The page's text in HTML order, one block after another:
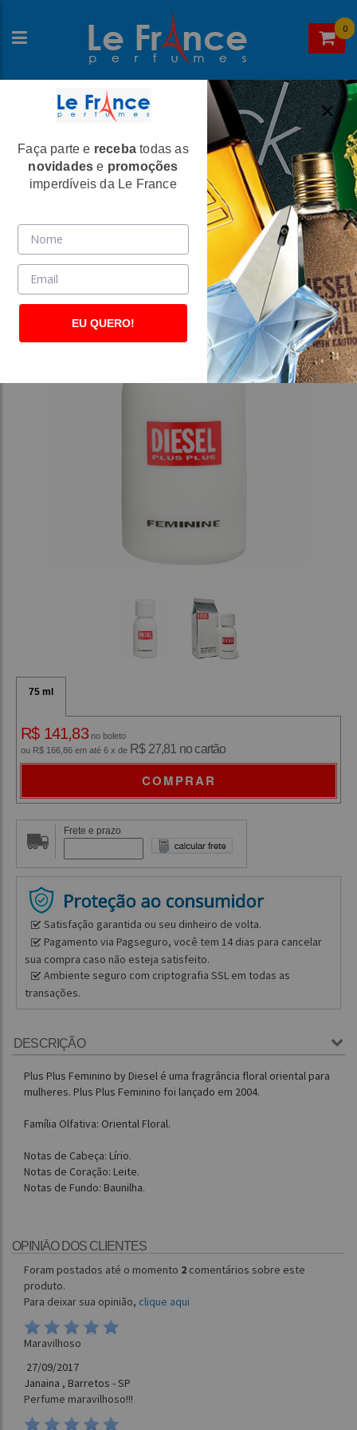
0
Home>Diesel >Perfumes Femininos
Plus Plus Feminino Eau de Toilette -
Diesel
(766)
75 ml
R$ 141,83no boleto
ou R$ 166,86 em até 6 x de R$ 27,81 no cartão
COMPRAR
Frete e prazo
Satisfação garantida ou seu dinheiro de volta.
Pagamento via Pagseguro, você tem 14 dias para cancelar
sua compra caso não esteja satisfeito.
Ambiente seguro com criptografia SSL em todas as
transações.
DESCRIÇÃO
Plus Plus Feminino by Diesel é uma fragrância floral oriental para
mulheres. Plus Plus Feminino foi lançado em 2004.
Família Olfativa: Oriental Floral.
Notas de Cabeça: Lírio.
Notas de Coração: Leite.
Notas de Fundo: Baunilha.
OPINIÃO DOS CLIENTES
Foram postados até o momento 2 comentários sobre este
produto.
Para deixar sua opinião, clique aqui
Maravilhoso
27/09/2017
Janaina , Barretos - SP
Perfume maravilhoso!!!
Faça parte e receba todas as
novidades e promoções
imperdíveis da Le France
EU QUERO!